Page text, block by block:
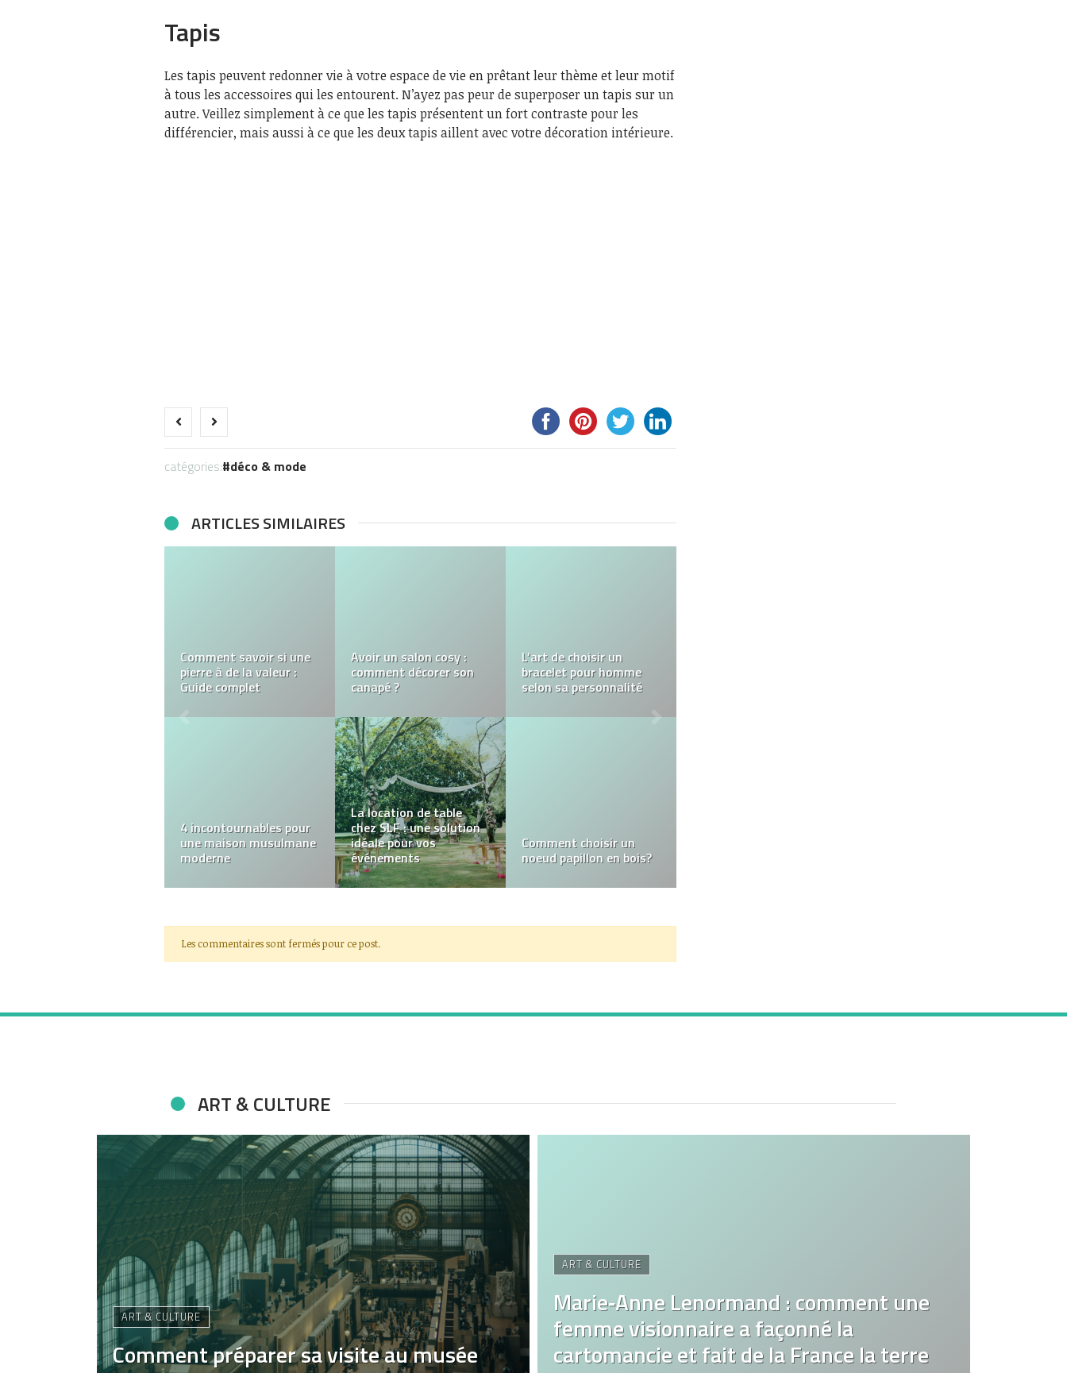
Tapis
Les tapis peuvent redonner vie à votre espace de vie en prêtant leur thème et leur motif
à tous les accessoires qui les entourent. N’ayez pas peur de superposer un tapis sur un
autre. Veillez simplement à ce que les tapis présentent un fort contraste pour les
différencier, mais aussi à ce que les deux tapis aillent avec votre décoration intérieure.
catégories: déco & mode
ARTICLES SIMILAIRES
incontournable pour les
amateurs de voitures de
sport
UNE ROSE ETERNELLE
EN CONSERVE A VOTRE
FEMME
A la découverte du
meilleur porte clés
mural
Comment choisir entre
ravalement de façade et
rénovation complète ?
Dépannage volet
roulant et réparation
volet roulant :
L’expertise à votre
service
éthique et d’un t-shirt
bio ?
Les commentaires sont fermés pour ce post.
ART & CULTURE
ART & CULTURE
Comment préparer sa visite au musée
ART & CULTURE
Marie‑Anne Lenormand : comment une
femme visionnaire a façonné la
cartomancie et fait de la France la terre